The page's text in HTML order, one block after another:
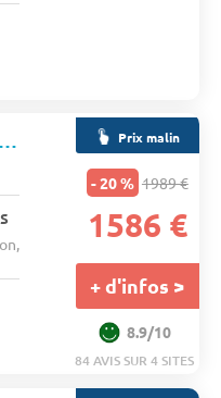
Résidence et Villas Les Greens du Bassin*
★★★ Prix malin
- 20 % 1989 €
1586 €
+ d'infos >
8.9/10
84 AVIS SUR 4 SITES